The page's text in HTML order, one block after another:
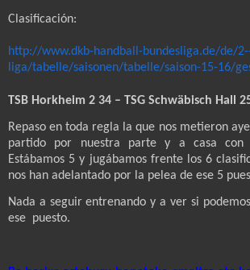
Clasificación:
http://www.dkb-handball-bundesliga.de/de/
liga/tabelle/saisonen/tabelle/saison-15-16/
TSB Horkheim 2 34 – TSG Schwäbisch Hall
Repaso en toda regla la que nos metieron
partido por nuestra parte y a casa con
Estábamos 5 y jugábamos frente los 6
nos han adelantado por la pelea de ese 5
Nada a seguir entrenando y a ver si
ese puesto.